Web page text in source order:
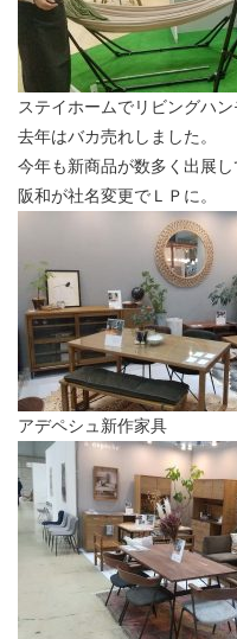
ステイホームでリビングハ
去年はバカ売れしました。
今年も新商品が数多く出展し
阪和が社名変更でＬＰに。
アデペシュ新作家具